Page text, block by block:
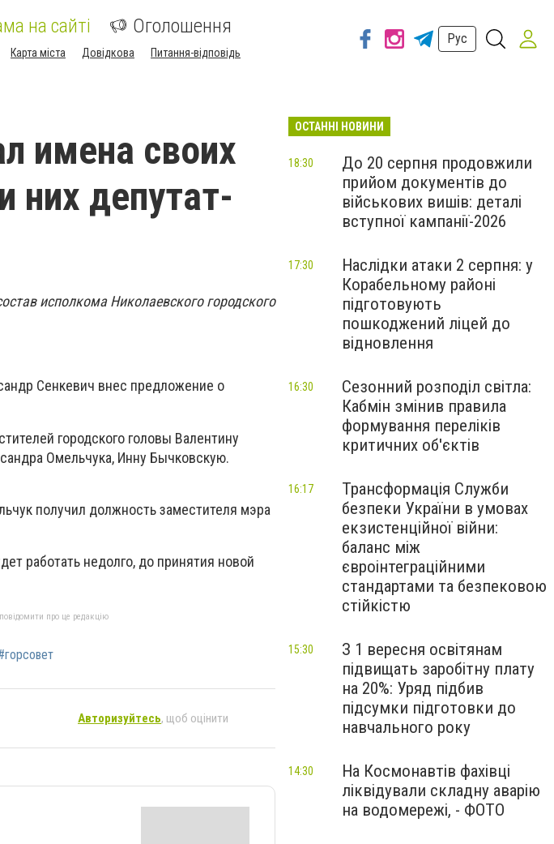
на сайті Оголошення
Карта міста Довідкова Питання-відповідь
Рус
имена своих
них депутат-
исполкома Николаевского городского
Сенкевич внес предложение о
городского головы Валентину
Омельчука, Инну Бычковскую.
получил должность заместителя мэра
работать недолго, до принятия новой
про це редакцію
Авторизуйтесь, щоб оцінити
ОСТАННІ НОВИНИ
До 20 серпня продовжили
прийом документів до
військових вишів: деталі
вступної кампанії-2026
18:30
Наслідки атаки 2 серпня: у
Корабельному районі
підготовують
пошкоджений ліцей до
відновлення
17:30
Сезонний розподіл світла:
Кабмін змінив правила
формування переліків
критичних об'єктів
16:30
Трансформація Служби
безпеки України в умовах
екзистенційної війни:
баланс між
євроінтеграційними
стандартами та безпековою
стійкістю
16:17
З 1 вересня освітянам
підвищать заробітну плату
на 20%: Уряд підбив
підсумки підготовки до
навчального року
15:30
На Космонавтів фахівці
ліквідували складну аварію
на водомережі, - ФОТО
14:30